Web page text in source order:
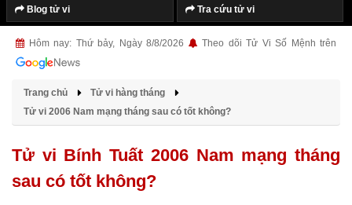
Blog tử vi Tra cứu tử vi
Hôm nay: Thứ bảy, Ngày 8/8/2026 Theo dõi Tử Vi Số Mệnh trên
Trang chủ
Tử vi hàng tháng
Tử vi 2006 Nam mạng tháng sau có tốt không?
Tử vi Bính Tuất 2006 Nam mạng tháng
sau có tốt không?